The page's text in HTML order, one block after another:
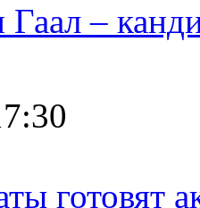
–
готовят